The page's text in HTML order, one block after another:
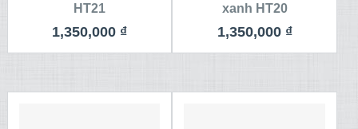
HT21
1,350,000 ₫
xanh HT20
1,350,000 ₫